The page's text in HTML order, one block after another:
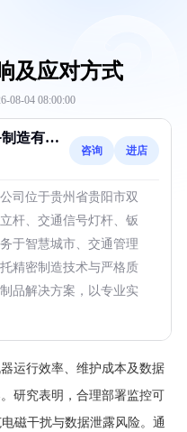
及应对方式
08-04 08:00:00
造有限
咨询 进店
司位于贵州省贵阳市双
杆、交通信号灯杆、钣
于智慧城市、交通管理
精密制造技术与严格质
品解决方案，以专业实
运行效率、维护成本及数据
研究表明，合理部署监控可
磁干扰与数据泄露风险。通